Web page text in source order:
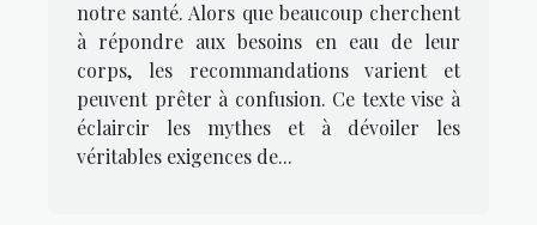
notre santé. Alors que beaucoup cherchent
à répondre aux besoins en eau de leur
corps, les recommandations varient et
peuvent prêter à confusion. Ce texte vise à
éclaircir les mythes et à dévoiler les
véritables exigences de...